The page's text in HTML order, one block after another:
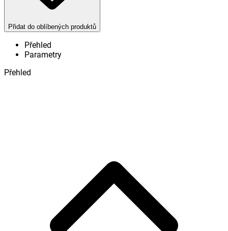
Přidat do oblíbených produktů
Přehled
Parametry
Přehled